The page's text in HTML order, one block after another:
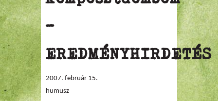
-
EREDMÉNYHIRDETÉS
2007. február 15.
humusz